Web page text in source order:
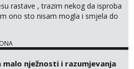
rastave , trazim nekog da isproba
ono sto nisam mogla i smjela do
ONA
malo nježnosti i razumjevanja